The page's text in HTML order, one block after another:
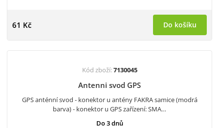
61 Kč Do košíku
Kód zboží:7130045
Antenni svod GPS
GPS anténní svod - konektor u antény FAKRA samice (modrá
barva) - konektor u GPS zařízení: SMA…
Do 3 dnů